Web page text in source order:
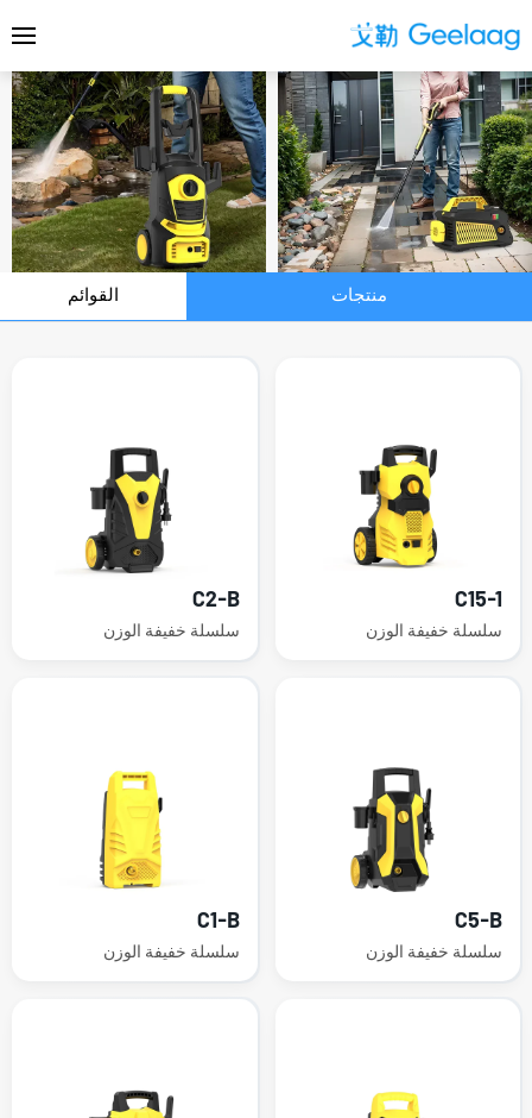
سلسلة الاستقراء
منتجات القوائم
C15-1
سلسلة خفيفة الوزن
C2-B
سلسلة خفيفة الوزن
C5-B
سلسلة خفيفة الوزن
C1-B
سلسلة خفيفة الوزن